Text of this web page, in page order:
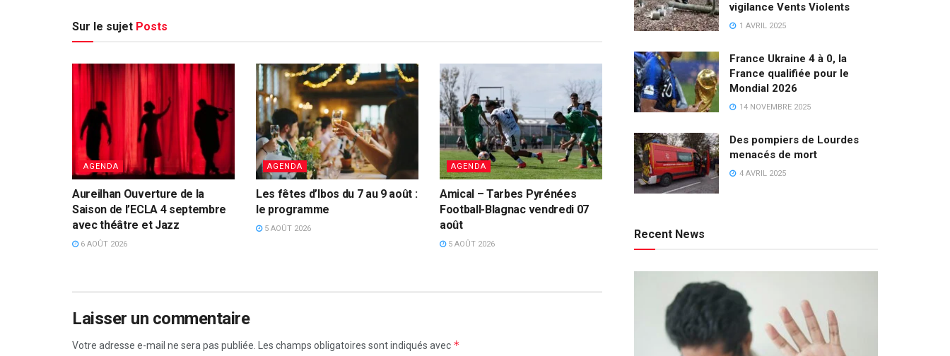
Sur le sujet Posts
AGENDA
Aureilhan Ouverture de la
Saison de l’ECLA 4 septembre
avec théâtre et Jazz
6 AOÛT 2026
AGENDA
Les fêtes d’Ibos du 7 au 9 août :
le programme
5 AOÛT 2026
AGENDA
Amical – Tarbes Pyrénées
Football-Blagnac vendredi 07
août
5 AOÛT 2026
Laisser un commentaire
Votre adresse e-mail ne sera pas publiée. Les champs obligatoires sont indiqués avec *
vigilance Vents Violents
1 AVRIL 2025
France Ukraine 4 à 0, la
France qualifiée pour le
Mondial 2026
14 NOVEMBRE 2025
Des pompiers de Lourdes
menacés de mort
4 AVRIL 2025
Recent News